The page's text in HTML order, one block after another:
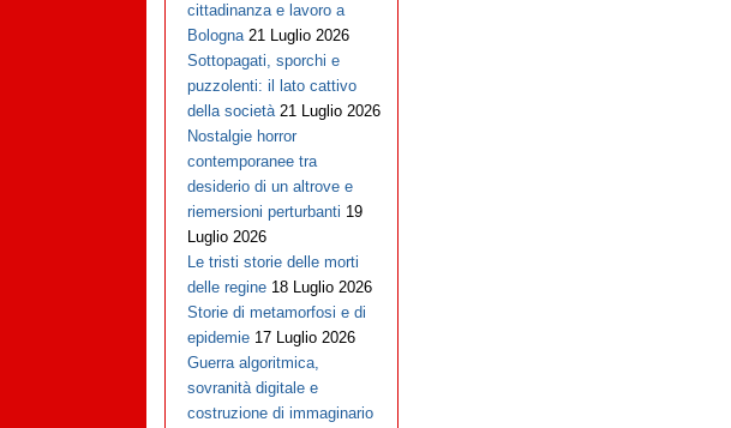
cittadinanza e lavoro a
Bologna 21 Luglio 2026
Sottopagati, sporchi e
puzzolenti: il lato cattivo
della società 21 Luglio 2026
Nostalgie horror
contemporanee tra
desiderio di un altrove e
riemersioni perturbanti 19
Luglio 2026
Le tristi storie delle morti
delle regine 18 Luglio 2026
Storie di metamorfosi e di
epidemie 17 Luglio 2026
Guerra algoritmica,
sovranità digitale e
costruzione di immaginario